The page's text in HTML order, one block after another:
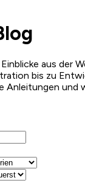
aus der
bis zu
Anleitungen und